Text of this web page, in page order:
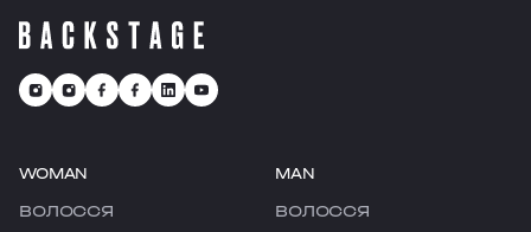
WOMAN
ВОЛОССЯ
MAN
ВОЛОССЯ